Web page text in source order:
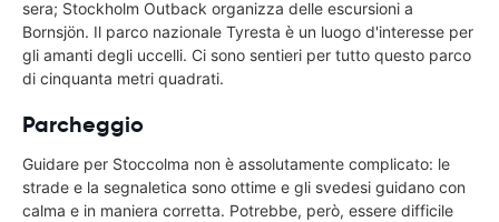
sera; Stockholm Outback organizza delle escursioni a
Bornsjön. Il parco nazionale Tyresta è un luogo d'interesse per
gli amanti degli uccelli. Ci sono sentieri per tutto questo parco
di cinquanta metri quadrati.
Parcheggio
Guidare per Stoccolma non è assolutamente complicato: le
strade e la segnaletica sono ottime e gli svedesi guidano con
calma e in maniera corretta. Potrebbe, però, essere difficile